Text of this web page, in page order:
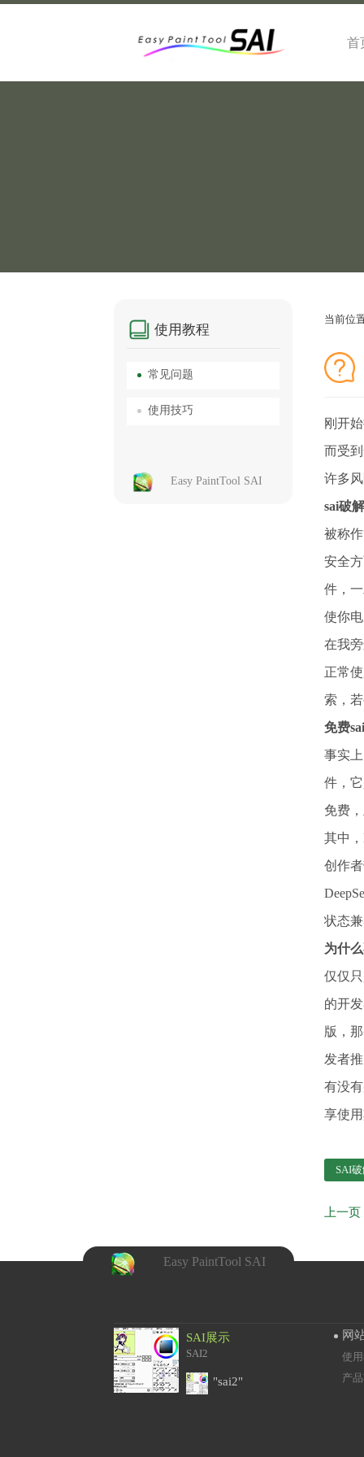
首
使用教程
常见问题
使用技巧
Easy PaintTool SAI
当前位
刚开
而受
许多
sai破
被称
安全
件，
使你
在我
正常
索，
免费
事实
件，
免费
其中
创作
状态
为什
仅仅
的开
版，
发者
有没
享使
SAI
Easy PaintTool SAI
SAI展示
SAI2
"sai2"
网
使
产